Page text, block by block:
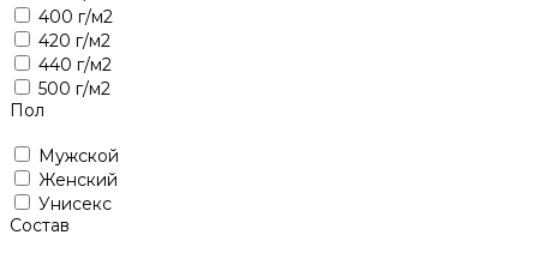
400 г/м2
420 г/м2
440 г/м2
500 г/м2
Пол
Мужской
Женский
Унисекс
Состав